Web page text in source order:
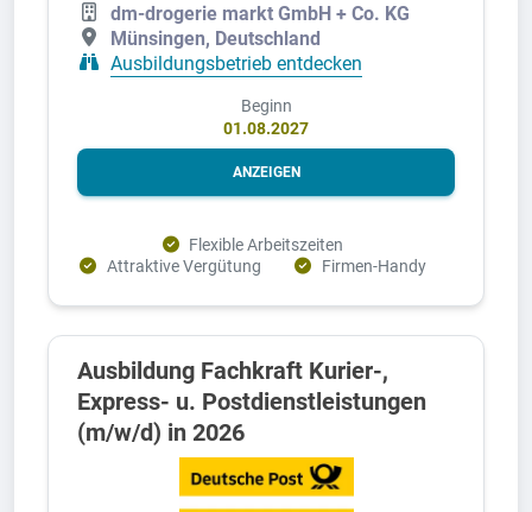
dm-drogerie markt GmbH + Co. KG
Münsingen, Deutschland
Ausbildungsbetrieb entdecken
Beginn
01.08.2027
ANZEIGEN
Flexible Arbeitszeiten
Attraktive Vergütung
Firmen-Handy
Ausbildung Fachkraft Kurier-,
Express- u. Postdienstleistungen
(m/w/d) in 2026